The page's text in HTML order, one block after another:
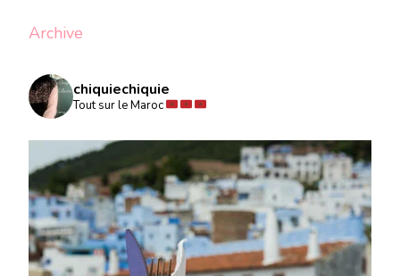
Archive
chiquiechiquie
Tout sur le Maroc